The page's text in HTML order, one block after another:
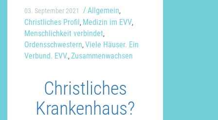
03. September 2021 Allgemein,
Christliches Profil, Medizin im EVV,
Menschlichkeit verbindet,
Ordensschwestern, Viele Häuser. Ein
Verbund. EVV., Zusammenwachsen
Christliches
Krankenhaus?